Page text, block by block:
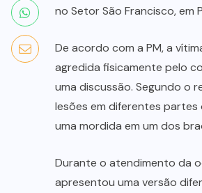
no Setor São Francisco, em
De acordo com a PM, a
agredida fisicamente pelo
uma discussão. Segundo o
lesões em diferentes
uma mordida em um dos
Durante o atendimento da
apresentou uma versão